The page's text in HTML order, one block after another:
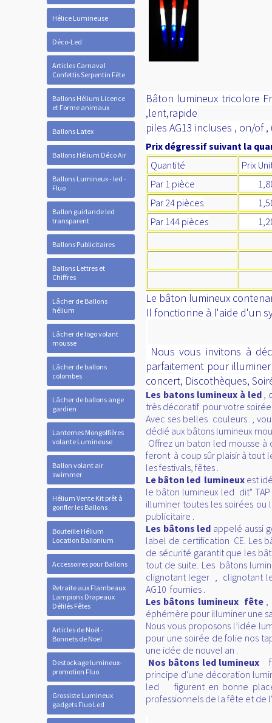
Hélice Lumineuse
Déco-Led
Articles Carnaval
Confettis Serpentin Fête
Ballons Hélium Licence
et Forme animaux
Ballons Latex
Ballons Hélium Déco Air
Ballons Lumineux - led -
Fluo
Ballon guirlande led
transparent
Ballons Publicitaires
Ballons Lettres et
Chiffres
Lâcher de Ballons
hélium
Lâcher de logo volant
mousse
Lâcher de ballons
colombes
Lâcher de ballons ange
gardien
Lanternes Mongolfières
volante Lumineuse
Ballon volant air
swimmer
Hélium Vente Kit prêt à
gonfler les Ballons
Bouteille Hélium
Location Ballonium
Accessoires pour Ballons
Retraite aux Flambeaux
Lampions Drapeaux
Défilés Fêtes
Articles de Noël -
Bonnets de Noel
Destockage lumineux-
promotion Fluo
Grossiste Lumineux
gadgets Fluo Led
Bâton lumineux tricolore
,lent,rapide
piles AG13 incluses , on/
Prix dégressif suivant la
Quantité
Prix
Par 1 pièce
Par 24 pièces
Par 144 pièces
Le bâton lumineux
Il fonctionne à l'aide d'un
Nous vous invitons à
parfaitement pour
concert, Discothèques,
Les batons lumineux à led ,
très décoratif pour votre
Avec ses belles couleurs ,
dédié aux bâtons lumineux
Offrez un baton led mousse
feront à coup sûr plaisir à tout
les festivals, fêtes .
Le bâton led lumineux est
le bâton lumineux led dit"
illuminer toutes les soirées
publicitaire .
Les bâtons led appelé aussi
label de certification CE. Les
de sécurité garantit que les
tout de suite. Les bâtons
clignotant leger , clignotant
AG10 fournies .
Les bâtons lumineux fête ,
éphémère pour illuminer une
Nous vous proposons l’idée
pour une soirée de folie nos
une idée de nouvel an .
Nos bâtons led lumineux
principe d'une décoration
led figurent en bonne place
professionnels de la fête et de